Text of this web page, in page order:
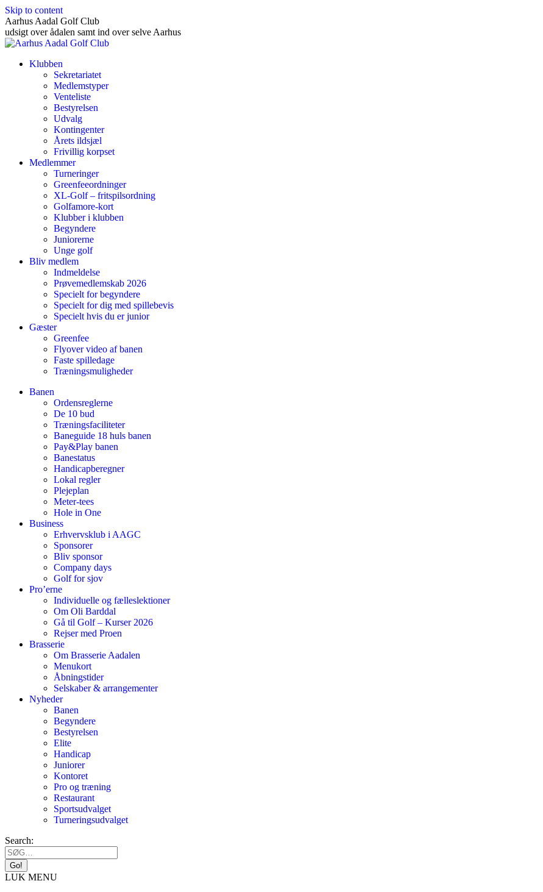
Skip to content
Aarhus Aadal Golf Club
udsigt over ådalen samt ind over selve Aarhus
Klubben
Sekretariatet
Medlemstyper
Venteliste
Bestyrelsen
Udvalg
Kontingenter
Årets ildsjæl
Frivillig korpset
Medlemmer
Turneringer
Greenfeeordninger
XL-Golf – fritspilsordning
Golfamore-kort
Klubber i klubben
Begyndere
Juniorerne
Unge golf
Bliv medlem
Indmeldelse
Prøvemedlemskab 2026
Specielt for begyndere
Specielt for dig med spillebevis
Specielt hvis du er junior
Gæster
Greenfee
Flyover video af banen
Faste spilledage
Træningsmuligheder
Banen
Ordensreglerne
De 10 bud
Træningsfaciliteter
Baneguide 18 huls banen
Pay&Play banen
Banestatus
Handicapberegner
Lokal regler
Plejeplan
Meter-tees
Hole in One
Business
Erhvervsklub i AAGC
Sponsorer
Bliv sponsor
Company days
Golf for sjov
Pro’erne
Individuelle og fælleslektioner
Om Oli Barddal
Gå til Golf – Kurser 2026
Rejser med Proen
Brasserie
Om Brasserie Aadalen
Menukort
Åbningstider
Selskaber & arrangementer
Nyheder
Banen
Begyndere
Bestyrelsen
Elite
Handicap
Juniorer
Kontoret
Pro og træning
Restaurant
Sportsudvalget
Turneringsudvalget
Search:
LUK MENU